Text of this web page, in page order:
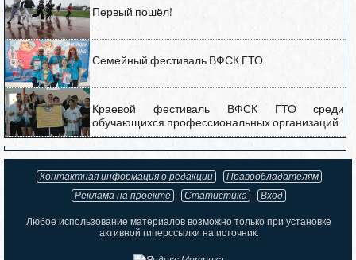
Первый пошёл!
Семейный фестиваль ВФСК ГТО
Краевой фестиваль ВФСК ГТО среди
обучающихся профессиональных организаций
Контактная информация о редакции
Правообладателям
Реклама на проекте
Статистика Вход
Любое использование материалов возможно только при установке
активной гиперссылки на источник.